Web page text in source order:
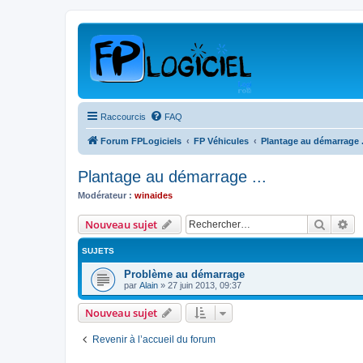
Raccourcis FAQ
Forum FPLogiciels FP Véhicules Plantage au démarrage
Plantage au démarrage ...
Modérateur : winaides
Nouveau sujet
SUJETS
Problème au démarrage
par Alain » 27 juin 2013, 09:37
Nouveau sujet
Revenir à l’accueil du forum